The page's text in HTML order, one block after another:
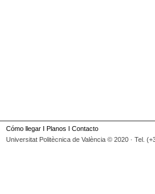
Cómo llegar I Planos I Contacto
Universitat Politècnica de València © 2020 · Tel.